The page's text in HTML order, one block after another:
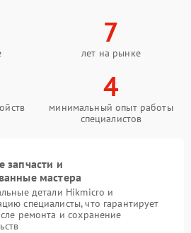
7
лет на рынке
4
минимальный опыт работы
специалистов
запчасти и
мастера
детали Hikmicro и
специалисты, что гарантирует
ремонта и сохранение